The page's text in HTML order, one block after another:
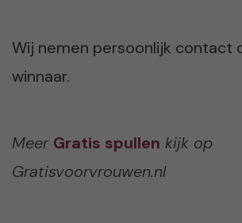
Wij nemen persoonlijk contact
winnaar.
Meer Gratis spullen kijk op
Gratisvoorvrouwen.nl